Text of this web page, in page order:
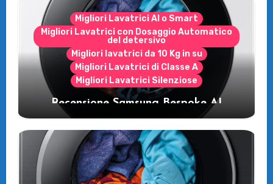
Migliori Lavatrici AI o Smart
Migliori Lavatrici con Dosaggio Automatico
del detersivo
Migliori lavatrici da 10 Kg in su
Migliori Lavatrici di Classe A
Migliori Lavatrici Silenziose
Recensione Samsung Bespoke AI
WW11DB7B94GE/U3: la lavatrice
intelligente che fa risparmiare